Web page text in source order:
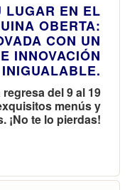
LUGAR EN EL
OBERTA:
CON UN
INNOVACIÓN
INIGUALABLE.
del 9 al 19
menús y
¡No te lo pierdas!